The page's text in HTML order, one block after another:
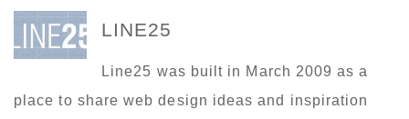
LINE25
Line25 was built in March 2009 as a
place to share web design ideas and inspiration